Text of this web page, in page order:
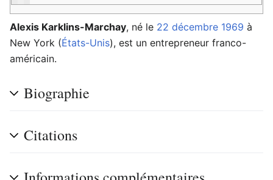
Alexis Karklins-Marchay, né le 22 décembre 1969 à
New York (États-Unis), est un entrepreneur franco-
américain.
Biographie
Citations